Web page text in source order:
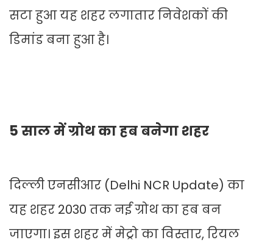
सटा हुआ यह शहर लगातार निवेशकों की
डिमांड बना हुआ है।
5 साल में ग्रोथ का हब बनेगा शहर
दिल्ली एनसीआर (Delhi NCR Update) का
यह शहर 2030 तक नई ग्रोथ का हब बन
जाएगा। इस शहर में मेट्रो का विस्तार, रियल